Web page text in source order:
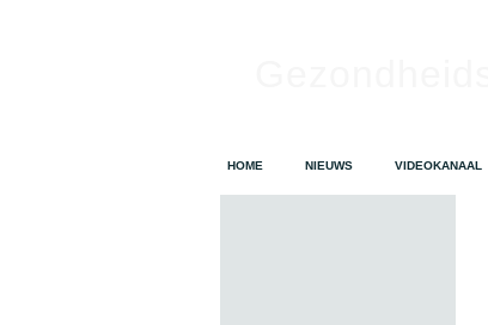
HOME NIEUWS VIDEOKANAAL